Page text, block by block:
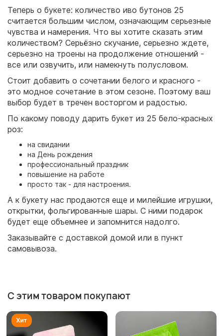
Теперь о букете: количество иво бутонов 25
считается большим числом, означающим серьезные
чувства и намерения. Что вы хотите сказать этим
количеством? Серьёзно скучание, серьезно ждете,
серьезно на троены на продолжение отношений -
все или озвучить, или намекнуть полусловом.
Стоит добавить о сочетании белого и красного -
это модное сочетание в этом сезоне. Поэтому ваш
выбор будет в тречен восторгом и радостью.
По какому поводу дарить букет из 25 бело-красных
роз:
на свидании
на День рождения
профессиональный праздник
повышение на работе
просто так - для настроения.
А к букету нас продаются еще и милейшие игрушки,
открытки, фольгированные шары. С ними подарок
будет еще объемнее и запомнится надолго.
Заказывайте с доставкой домой или в пункт
самовывоза.
С этим товаром покупают